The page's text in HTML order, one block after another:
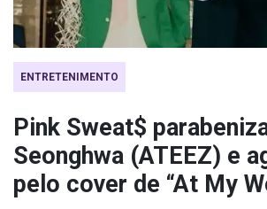
ENTRETENIMENTO
Pink Sweat$
Seonghwa (ATEEZ) e
pelo cover de “At My